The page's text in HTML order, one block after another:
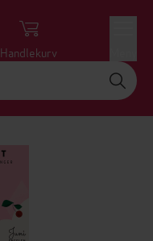
Handlekurv